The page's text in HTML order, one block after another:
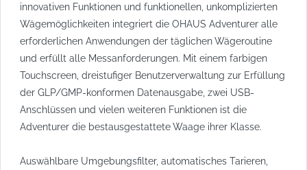
innovativen Funktionen und funktionellen, unkomplizierten
Wägemöglichkeiten integriert die OHAUS Adventurer alle
erforderlichen Anwendungen der täglichen Wägeroutine
und erfüllt alle Messanforderungen. Mit einem farbigen
Touchscreen, dreistufiger Benutzerverwaltung zur Erfüllung
der GLP/GMP-konformen Datenausgabe, zwei USB-
Anschlüssen und vielen weiteren Funktionen ist die
Adventurer die bestausgestattete Waage ihrer Klasse.
Auswählbare Umgebungsfilter, automatisches Tarieren,